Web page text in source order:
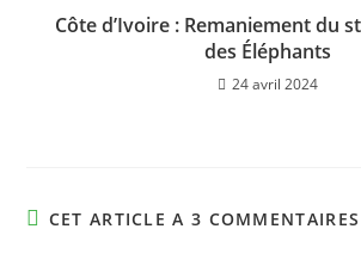
Côte d’Ivoire : Remaniement du
des Éléphants
24 avril 2024
CET ARTICLE A 3 COMMENTAIRES